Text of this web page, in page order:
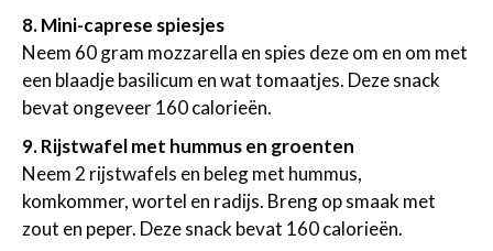
8. Mini-caprese spiesjes
Neem 60 gram mozzarella en spies deze om en om met
een blaadje basilicum en wat tomaatjes. Deze snack
bevat ongeveer 160 calorieën.
9. Rijstwafel met hummus en groenten
Neem 2 rijstwafels en beleg met hummus,
komkommer, wortel en radijs. Breng op smaak met
zout en peper. Deze snack bevat 160 calorieën.